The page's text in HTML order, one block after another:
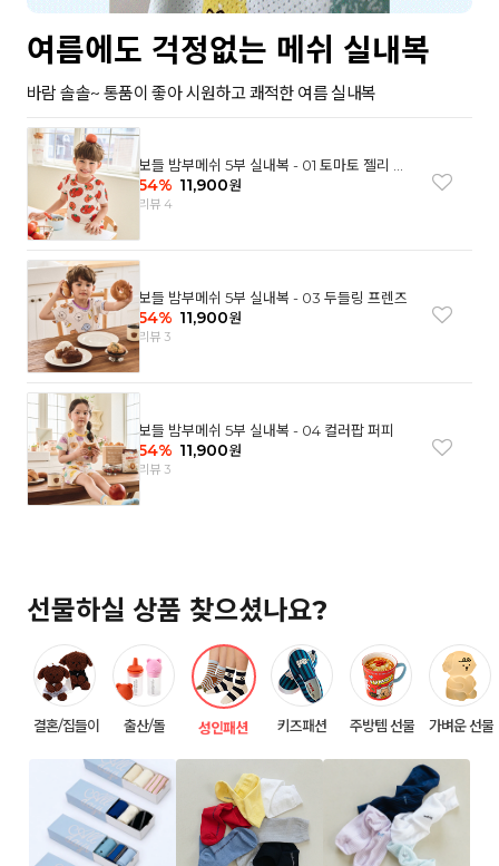
여름에도 걱정없는 메쉬 실내복
바람 솔솔~ 통품이 좋아 시원하고 쾌적한 여름 실내복
보들 밤부메쉬 5부 실내복 - 01 토마토 젤리 베
어
54% 11,900원
리뷰 4
보들 밤부메쉬 5부 실내복 - 03 두들링 프렌즈
54% 11,900원
리뷰 3
보들 밤부메쉬 5부 실내복 - 04 컬러팝 퍼피
54% 11,900원
리뷰 3
선물하실 상품 찾으셨나요?
결혼/집들이 출산/돌 성인패션 키즈패션 주방템 선물 가벼운 선물